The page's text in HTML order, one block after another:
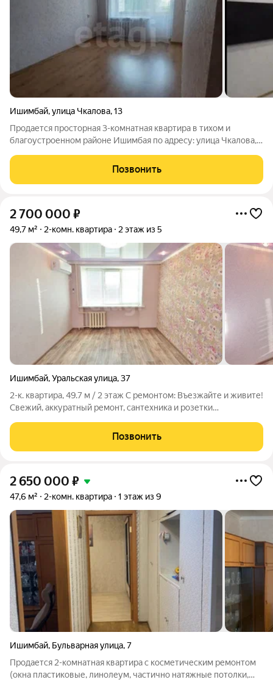
Ишимбай,улица Чкалова,13
Продается просторная 3-комнатная квартира в тихом и
благоустроенном районе Ишимбая по адресу: улица Чкалова,
домашнее тепло. Квартира расположена в кирпичном,
надежном доме 1972 года
Позвонить
2 700 000 ₽
49,7 м² 2-комн. квартира 2 этаж из 5
Ишимбай,Уральская улица,37
2-к. квартира, 49.7 м / 2 этаж С ремонтом: Въезжайте и живите!
Свежий, аккуратный ремонт, сантехника и розетки
Инфраструктура: Мечеть в пешей доступности, детская школа
(можно водить ребенка пешком),
Позвонить
2 650 000 ₽
47,6 м² 2-комн. квартира 1 этаж из 9
Ишимбай, Бульварная улица,7
Продается 2-комнатная квартира с косметическим ремонтом
(окна пластиковые, линолеум, частично натяжные потолки,